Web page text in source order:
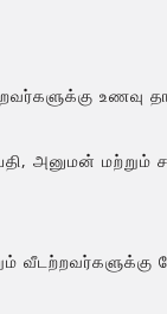
உணவு
அனுமன் மற்றும்